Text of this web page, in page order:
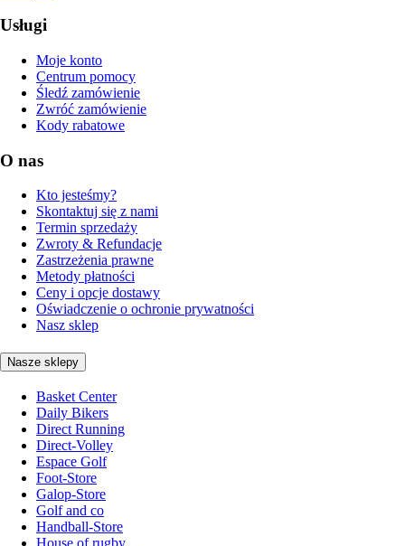
Usługi
Moje konto
Centrum pomocy
Śledź zamówienie
Zwróć zamówienie
Kody rabatowe
O nas
Kto jesteśmy?
Skontaktuj się z nami
Termin sprzedaży
Zwroty & Refundacje
Zastrzeżenia prawne
Metody płatności
Ceny i opcje dostawy
Oświadczenie o ochronie prywatności
Nasz sklep
Nasze sklepy
Basket Center
Daily Bikers
Direct Running
Direct-Volley
Espace Golf
Foot-Store
Galop-Store
Golf and co
Handball-Store
House of rugby